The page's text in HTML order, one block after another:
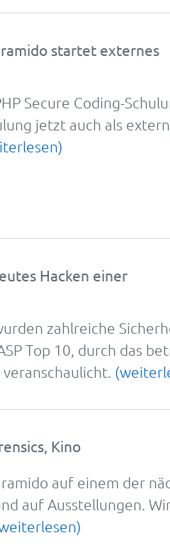
startet externes
Se­cure Co­ding-
jetzt auch als
Hacken einer
zahlreiche
Top 10, durch das
Kino
auf ei­nem der
auf Aus­stellungen.